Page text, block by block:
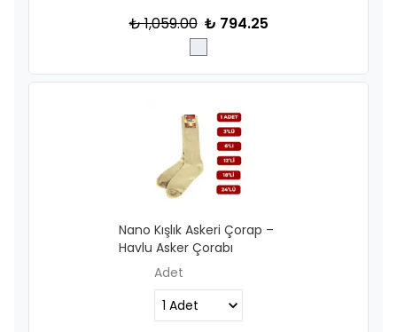
₺ 1,059.00 ₺ 794.25
Nano Kışlık Askeri Çorap –
Havlu Asker Çorabı
Adet